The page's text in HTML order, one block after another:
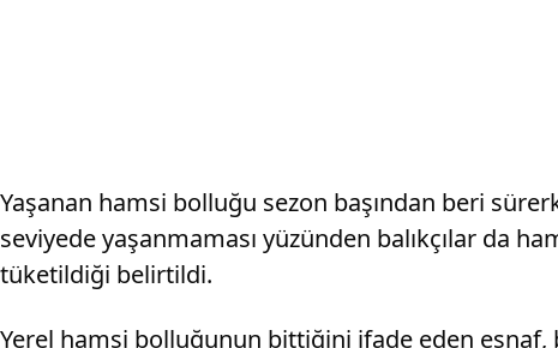
Yaşanan hamsi bolluğu sezon başından beri
seviyede yaşanmaması yüzünden balıkçılar da
tüketildiği belirtildi.
Yerel hamsi bolluğunun bittiğini ifade eden esnaf,